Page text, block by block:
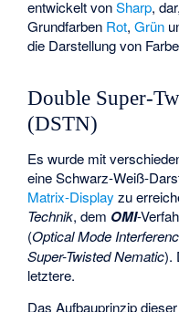
entwickelt vonSharp,
Grundfarben Rot,Grün
die Darstellung von
Double Super-
(DSTN)
Es wurde mit
eine Schwarz-Weiß-
Matrix-Display zu
Technik, dem OMI-
(Optical Mode
Super-Twisted Nematic).
letztere.
Das Aufbauprinzip